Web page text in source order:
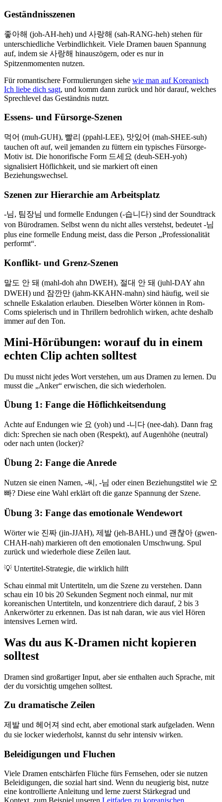
Geständnisszenen
좋아해 (joh-AH-heh) und 사랑해 (sah-RANG-heh) stehen für
unterschiedliche Verbindlichkeit. Viele Dramen bauen Spannung
auf, indem sie 사랑해 hinauszögern, oder es nur in
Spitzenmomenten nutzen.
Für romantischere Formulierungen siehe wie man auf Koreanisch
Ich liebe dich sagt, und komm dann zurück und hör darauf, welches
Sprechlevel das Geständnis nutzt.
Essens- und Fürsorge-Szenen
먹어 (muh-GUH), 빨리 (ppahl-LEE), 맛있어 (mah-SHEE-suh)
tauchen oft auf, weil jemanden zu füttern ein typisches Fürsorge-
Motiv ist. Die honorifische Form 드세요 (deuh-SEH-yoh)
signalisiert Höflichkeit, und sie markiert oft einen
Beziehungswechsel.
Szenen zur Hierarchie am Arbeitsplatz
-님, 팀장님 und formelle Endungen (-습니다) sind der Soundtrack
von Bürodramen. Selbst wenn du nicht alles verstehst, bedeutet -님
plus eine formelle Endung meist, dass die Person „Professionalität
performt“.
Konflikt- und Grenz-Szenen
말도 안 돼 (mahl-doh ahn DWEH), 절대 안 돼 (juhl-DAY ahn
DWEH) und 잠깐만 (jahm-KKAHN-mahn) sind häufig, weil sie
schnelle Eskalation erlauben. Dieselben Wörter können in Rom-
Coms spielerisch und in Thrillern bedrohlich wirken, achte deshalb
immer auf den Ton.
Mini-Hörübungen: worauf du in einem
echten Clip achten solltest
Du musst nicht jedes Wort verstehen, um aus Dramen zu lernen. Du
musst die „Anker“ erwischen, die sich wiederholen.
Übung 1: Fange die Höflichkeitsendung
Achte auf Endungen wie 요 (yoh) und -니다 (nee-dah). Dann frag
dich: Sprechen sie nach oben (Respekt), auf Augenhöhe (neutral)
oder nach unten (locker)?
Übung 2: Fange die Anrede
Nutzen sie einen Namen, -씨, -님 oder einen Beziehungstitel wie 오
빠? Diese eine Wahl erklärt oft die ganze Spannung der Szene.
Übung 3: Fange das emotionale Wendewort
Wörter wie 진짜 (jin-JJAH), 제발 (jeh-BAHL) und 괜찮아 (gwen-
CHAH-nah) markieren oft den emotionalen Umschwung. Spul
zurück und wiederhole diese Zeilen laut.
💡 Untertitel-Strategie, die wirklich hilft
Schau einmal mit Untertiteln, um die Szene zu verstehen. Dann
schau ein 10 bis 20 Sekunden Segment noch einmal, nur mit
koreanischen Untertiteln, und konzentriere dich darauf, 2 bis 3
Ankerwörter zu erkennen. Das ist nah daran, wie aus viel Hören
intensives Lernen wird.
Was du aus K-Dramen nicht kopieren
solltest
Dramen sind großartiger Input, aber sie enthalten auch Sprache, mit
der du vorsichtig umgehen solltest.
Zu dramatische Zeilen
제발 und 헤어져 sind echt, aber emotional stark aufgeladen. Wenn
du sie locker wiederholst, kannst du sehr intensiv wirken.
Beleidigungen und Fluchen
Viele Dramen entschärfen Flüche fürs Fernsehen, oder sie nutzen
Beleidigungen, die sozial hart sind. Wenn du neugierig bist, nutze
eine kontrollierte Anleitung und lerne zuerst Stärkegrad und
Kontext, zum Beispiel unseren Leitfaden zu koreanischen